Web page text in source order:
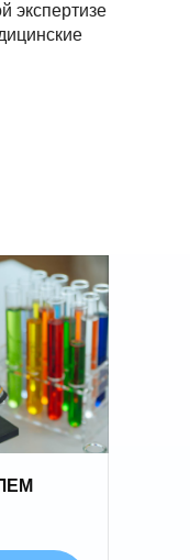
экспертизе